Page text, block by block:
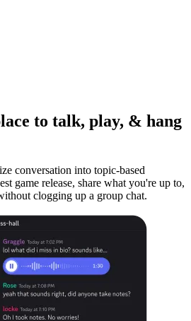
to talk, play, & hang
conversation into topic-based
game release, share what you're up to,
clogging up a group chat.